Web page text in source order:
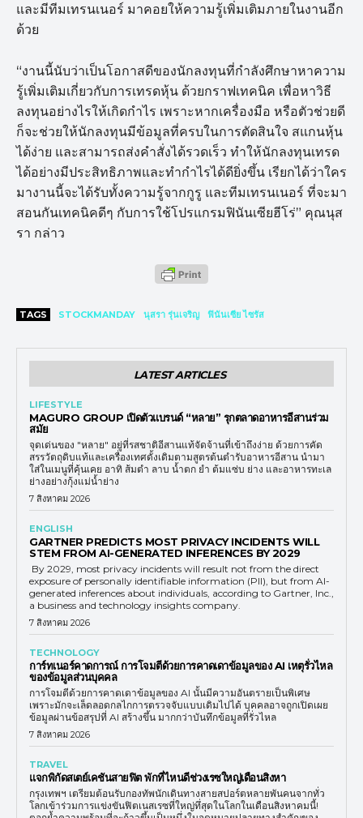
และมีทีมเทรนเนอร์ มาคอยให้ความรู้เพิ่มเติมภายในงานอีก
ด้วย
“งานนี้นับว่าเป็นโอกาสดีของนักลงทุนที่กำลังศึกษาหาความ
รู้เพิ่มเติมเกี่ยวกับการเทรดหุ้น ด้วยกราฟเทคนิค เพื่อหาวิธี
ลงทุนอย่างไรให้เกิดกำไร เพราะหากเครื่องมือ หรือตัวช่วยดี
ก็จะช่วยให้นักลงทุนมีข้อมูลที่ครบในการตัดสินใจ สแกนหุ้น
ได้ง่าย และสามารถส่งคำสั่งได้รวดเร็ว ทำให้นักลงทุนเทรด
ได้อย่างมีประสิทธิภาพและทำกำไรได้ดียิ่งขึ้น เรียกได้ว่าใคร
มางานนี้จะได้รับทั้งความรู้จากกูรู และทีมเทรนเนอร์ ที่จะมา
สอนกันเทคนิคดีๆ กับการใช้โปรแกรมฟินันเซียฮีโร่” คุณนุส
รา กล่าว
TAGS STOCKMANDAY นุสรา รุ่นเจริญ ฟินันเซีย ไซรัส
LATEST ARTICLES
LIFESTYLE
MAGURO GROUP เปิดตัวแบรนด์ “หลาย” รุกตลาดอาหารอีสานร่วม
สมัย
จุดเด่นของ "หลาย" อยู่ที่รสชาติอีสานแท้จัดจ้านที่เข้าถึงง่าย ด้วยการคัด
สรรวัตถุดิบแท้และเครื่องเทศดั้งเดิมตามสูตรต้นตำรับอาหารอีสาน นำมา
ใส่ในเมนูที่คุ้นเคย อาทิ ส้มตำ ลาบ น้ำตก ยำ ต้มแซ่บ ย่าง และอาหารทะเล
ย่างอย่างกุ้งแม่น้ำย่าง
7 สิงหาคม 2026
ENGLISH
GARTNER PREDICTS MOST PRIVACY INCIDENTS WILL
STEM FROM AI-GENERATED INFERENCES BY 2029
By 2029, most privacy incidents will result not from the direct
exposure of personally identifiable information (PII), but from AI-
generated inferences about individuals, according to Gartner, Inc.,
a business and technology insights company.
7 สิงหาคม 2026
TECHNOLOGY
การ์ทเนอร์คาดการณ์ การโจมตีด้วยการคาดเดาข้อมูลของ AI เหตุรั่วไหล
ของข้อมูลส่วนบุคคล
การโจมตีด้วยการคาดเดาข้อมูลของ AI นั้นมีความอันตรายเป็นพิเศษ
เพราะมักจะเล็ดลอดกลไกการตรวจจับแบบเดิมไปได้ บุคคลอาจถูกเปิดเผย
ข้อมูลผ่านข้อสรุปที่ AI สร้างขึ้น มากกว่าบันทึกข้อมูลที่รั่วไหล
7 สิงหาคม 2026
TRAVEL
แจกพิกัดสเตย์เคชันสายฟิต พักที่ไหนดีช่วงเรซใหญ่เดือนสิงหา
กรุงเทพฯ เตรียมต้อนรับกองทัพนักเดินทางสายสปอร์ตหลายพันคนจากทั่ว
โลกเข้าร่วมการแข่งขันฟิตเนสเรซที่ใหญ่ทึ่สุดในโลกในเดือนสิงหาคมนี้!